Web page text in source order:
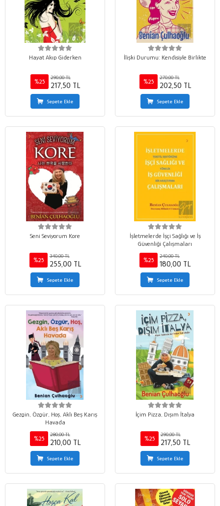
Hayat Akıp Giderken
%25
290,00 TL
217,50 TL
Sepete Ekle
İlişki Durumu: Kendisiyle Birlikte
%25
270,00 TL
202,50 TL
Sepete Ekle
Seni Seviyorum Kore
%25
340,00 TL
255,00 TL
Sepete Ekle
İşletmelerde İşçi Sağlığı ve İş
Güvenliği Çalışmaları
%25
240,00 TL
180,00 TL
Sepete Ekle
Gezgin, Özgür, Hoş, Aklı Beş Karış
Havada
%25
280,00 TL
210,00 TL
Sepete Ekle
İçim Pizza, Dışım İtalya
%25
290,00 TL
217,50 TL
Sepete Ekle